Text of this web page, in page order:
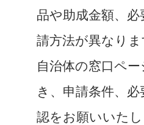
品や助成金額、必
請方法が異なり
自治体の窓口ペ
き、申請条件、
認をお願いいた